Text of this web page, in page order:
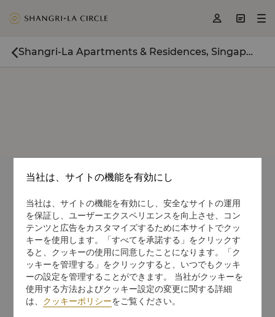
  
 Shangri-La Apartments & Residences, Singapore
当社は、サイトの機能を有効にし
当社は、サイトの機能を有効にし、安全なサイトの運用
を保証し、ユーザーエクスペリエンスを向上させ、コン
テンツと広告をカスタマイズするために本サイトでクッ
キーを使用します。「すべてを承諾する」をクリックす
ると、クッキーの使用に同意したことになります。「ク
ッキーを管理する」をクリックすると、いつでもクッキ
ーの設定を管理することができます。 当社がクッキーを
使用する方法およびクッキー設定の変更に関する詳細
は、 クッキーポリシーをご覧ください。